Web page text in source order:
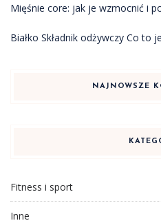
Mięśnie core: jak je wzmocnić i
Białko Składnik odżywczy Co to
NAJNOWSZE
Fitness i sport
Inne